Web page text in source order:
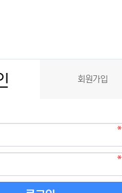
회원가입